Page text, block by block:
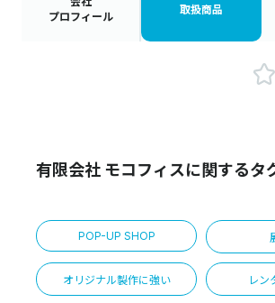
プロフィール
取扱商品
有限会社 モコフィスに関するタ
POP-UP SHOP
オリジナル製作に強い レン